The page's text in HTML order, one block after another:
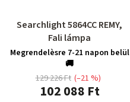
Searchlight 5864CC REMY,
Fali lámpa
Megrendelèsre 7-21 napon belül
🚚
102 088 Ft
129 226 Ft (–21 %)